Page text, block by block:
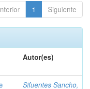
1 Siguiente
Autor(es)
Sifuentes Sancho,